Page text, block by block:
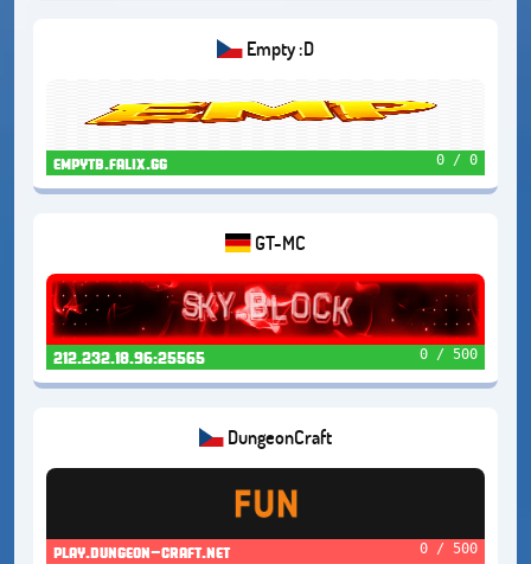
Empty :D
empytb.falix.gg 0 / 0
GT-MC
212.232.18.96:25565 0 / 500
DungeonCraft
play.dungeon-craft.net 0 / 500